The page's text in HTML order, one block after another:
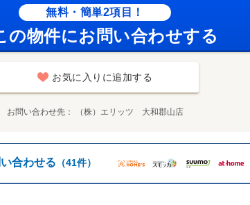
無料・簡単2項目！
の物件にお問い合わせする
お気に入りに追加する
お問い合わせ先 （株）エリッツ 大和郡山店
合わせる （41件）